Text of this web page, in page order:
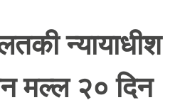
न्यायाधीश
मल्ल २० दिन